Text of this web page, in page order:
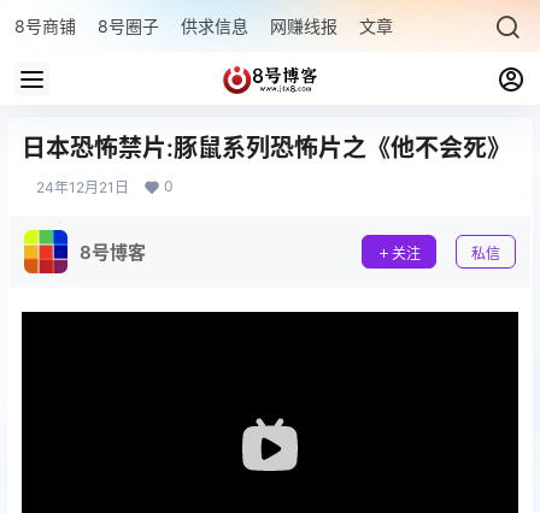
8号商铺 8号圈子 供求信息 网赚线报 文章专题 最新文章
日本恐怖禁片:豚鼠系列恐怖片之‌《他不会死》
24年12月21日 0
8号博客 关注 私信